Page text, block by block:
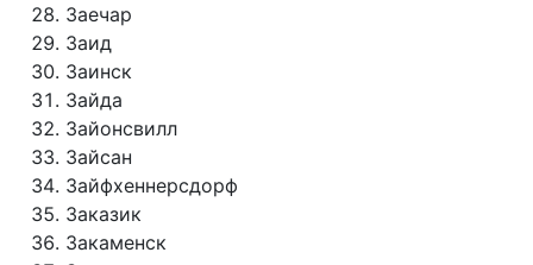
Заечар
Заид
Заинск
Зайда
Зайонсвилл
Зайсан
Зайфхеннерсдорф
Заказик
Закаменск